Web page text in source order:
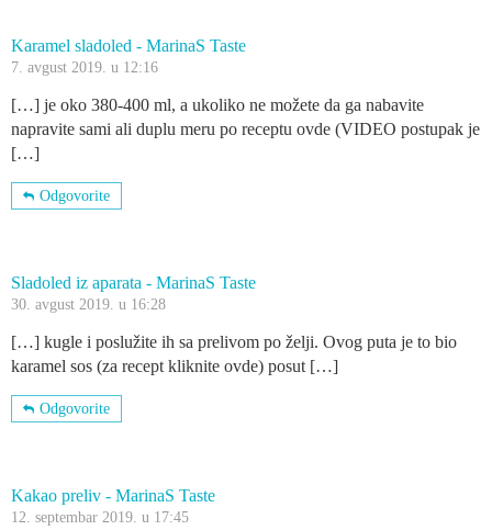
Karamel sladoled - MarinaS Taste
7. avgust 2019. u 12:16
[…] je oko 380-400 ml, a ukoliko ne možete da ga nabavite
napravite sami ali duplu meru po receptu ovde (VIDEO postupak je
[…]
Odgovorite
Sladoled iz aparata - MarinaS Taste
30. avgust 2019. u 16:28
[…] kugle i poslužite ih sa prelivom po želji. Ovog puta je to bio
karamel sos (za recept kliknite ovde) posut […]
Odgovorite
Kakao preliv - MarinaS Taste
12. septembar 2019. u 17:45